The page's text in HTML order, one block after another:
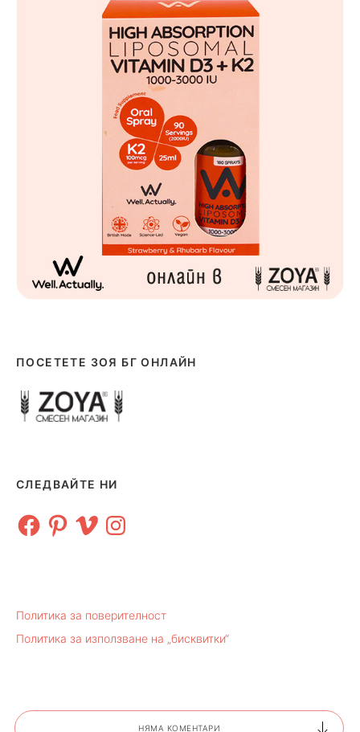
ПОСЕТЕТЕ ЗОЯ БГ ОНЛАЙН
СЛЕДВАЙТЕ НИ
FacebookPinterest
Vimeo Instagram
Политика за поверителност
Политика за използване на „бисквитки“
НЯМА КОМЕНТАРИ